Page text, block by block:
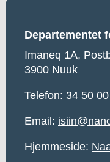
Departementet
Imaneq 1A,
3900 Nuuk
Telefon: 34 50 00
Email:
Hjemmeside: